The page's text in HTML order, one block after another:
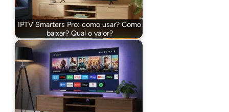
IPTV Smarters Pro: como usar? Como
baixar? Qual o valor?